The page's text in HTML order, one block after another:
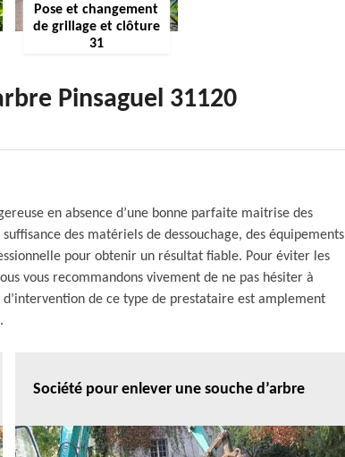
Pose et changement
de grillage et clôture
31
Pinsaguel 31120
en absence d’une bonne parfaite maitrise des
des matériels de dessouchage, des équipements
pour obtenir un résultat fiable. Pour éviter les
vous recommandons vivement de ne pas hésiter à
de ce type de prestataire est amplement
Société pour enlever une souche d’arbre